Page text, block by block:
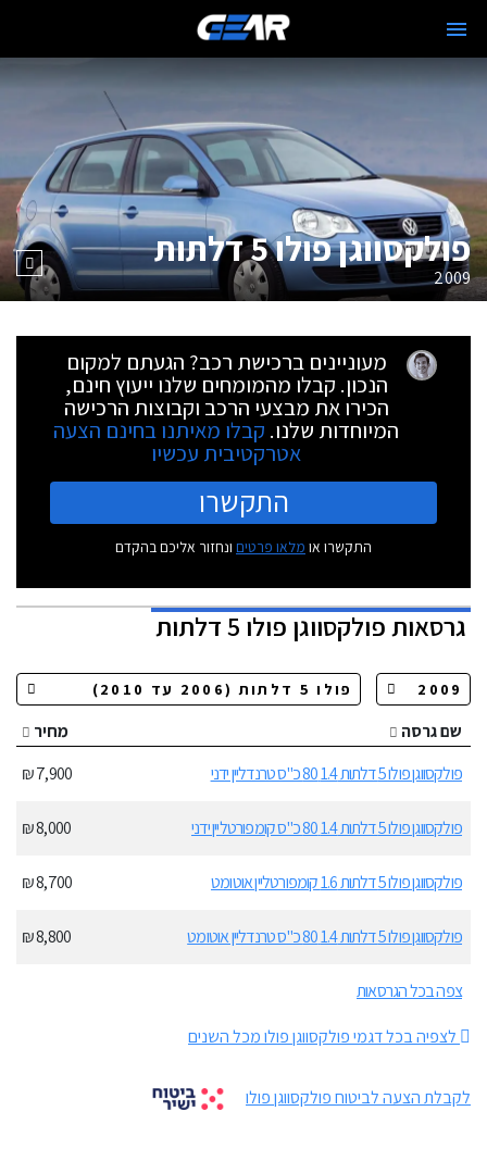
פולקסווגן פולו 5 דלתות
2009
מעוניינים ברכישת רכב? הגעתם למקום
הנכון. קבלו מהמומחים שלנו ייעוץ חינם,
הכירו את מבצעי הרכב וקבוצות הרכישה
המיוחדות שלנו. קבלו מאיתנו בחינם הצעה
אטרקטיבית עכשיו
התקשרו
התקשרו או מלאו פרטים ונחזור אליכם בהקדם
גרסאותפולקסווגן פולו 5 דלתות
שם גרסה
מחיר
פולקסווגן פולו 5 דלתות 1.4 80 כ"ס טרנדליין ידני
7,900 ₪
פולקסווגן פולו 5 דלתות 1.4 80 כ"ס קומפורטליין ידני 8,000 ₪
פולקסווגן פולו 5 דלתות 1.6 קומפורטליין אוטומט 8,700 ₪
פולקסווגן פולו 5 דלתות 1.4 80 כ"ס טרנדליין אוטומט 8,800 ₪
צפה בכל הגרסאות
לצפיה בכל דגמי פולקסווגן פולו מכל השנים
לקבלת הצעה לביטוח פולקסווגן פולו